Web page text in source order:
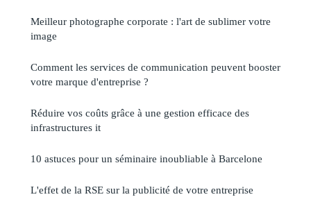
Meilleur photographe corporate : l'art de sublimer votre
image
Comment les services de communication peuvent booster
votre marque d'entreprise ?
Réduire vos coûts grâce à une gestion efficace des
infrastructures it
10 astuces pour un séminaire inoubliable à Barcelone
L'effet de la RSE sur la publicité de votre entreprise